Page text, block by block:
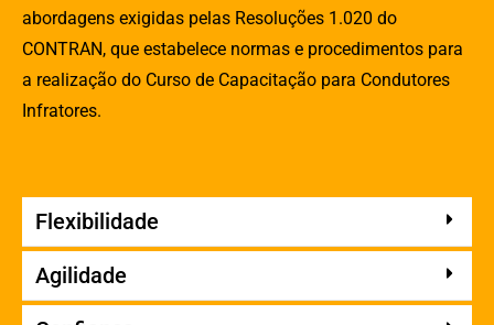
abordagens exigidas pelas Resoluções 1.020 do
CONTRAN, que estabelece normas e procedimentos para
a realização do Curso de Capacitação para Condutores
Infratores.
Flexibilidade
Agilidade